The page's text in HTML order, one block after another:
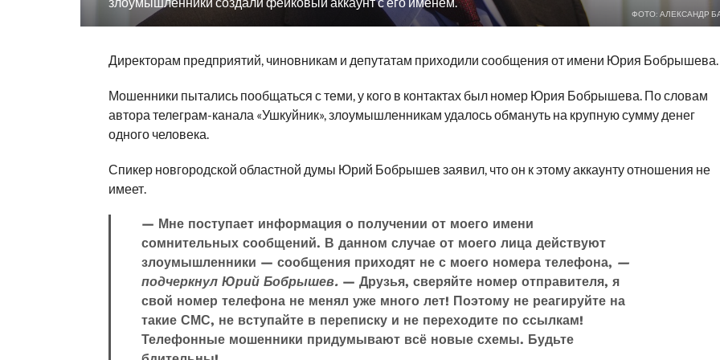
ФОТО: АЛЕКСАНДР
Директорам предприятий, чиновникам и депутатам приходили сообщения от имени Юрия Бобрышева.
Мошенники пытались пообщаться с теми, у кого в контактах был номер Юрия Бобрышева. По словам
автора телеграм-канала «Ушкуйник», злоумышленникам удалось обмануть на крупную сумму денег
одного человека.
Спикер новгородской областной думы Юрий Бобрышев заявил, что он к этому аккаунту отношения не
имеет.
— Мне поступает информация о получении от моего имени
сомнительных сообщений. В данном случае от моего лица действуют
злоумышленники — сообщения приходят не с моего номера телефона, —
подчеркнул Юрий Бобрышев.— Друзья, сверяйте номер отправителя, я
свой номер телефона не менял уже много лет! Поэтому не реагируйте на
такие СМС, не вступайте в переписку и не переходите по ссылкам!
Телефонные мошенники придумывают всё новые схемы. Будьте